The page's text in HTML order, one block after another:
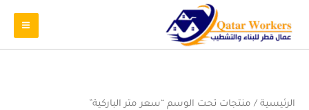
الرئيسية / منتجات تحت الوسم “سعر متر الباركية”